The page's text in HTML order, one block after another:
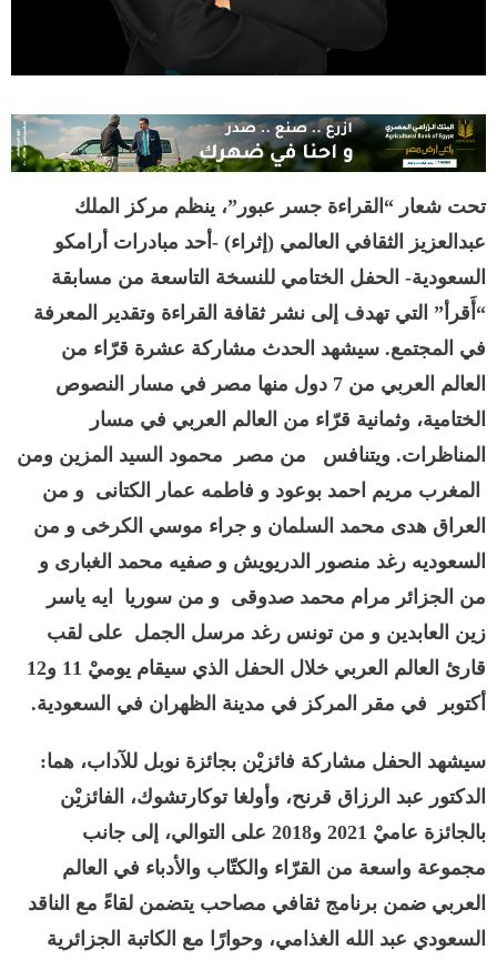
تحت شعار “القراءة جسر عبور”، ينظم مركز الملك
عبدالعزيز الثقافي العالمي (إثراء) -أحد مبادرات أرامكو
السعودية- الحفل الختامي للنسخة التاسعة من مسابقة
“أَقرأ” التي تهدف إلى نشر ثقافة القراءة وتقدير المعرفة
في المجتمع. سيشهد الحدث مشاركة عشرة قرّاء من
العالم العربي من 7 دول منها مصر في مسار النصوص
الختامية، وثمانية قرّاء من العالم العربي في مسار
المناظرات. ويتنافس من مصر محمود السيد المزين ومن
المغرب مريم احمد بوعود و فاطمه عمار الكتانى و من
العراق هدى محمد السلمان و جراء موسي الكرخى و من
السعوديه رغد منصور الدريويش و صفيه محمد الغبارى و
من الجزائر مرام محمد صدوقى و من سوريا ايه ياسر
زين العابدين و من تونس رغد مرسل الجمل على لقب
قارئ العالم العربي خلال الحفل الذي سيقام يوميْ 11 و12
أكتوبر في مقر المركز في مدينة الظهران في السعودية.
سيشهد الحفل مشاركة فائزيْن بجائزة نوبل للآداب، هما:
الدكتور عبد الرزاق قرنح، وأولغا توكارتشوك، الفائزيْن
بالجائزة عاميْ 2021 و2018 على التوالي، إلى جانب
مجموعة واسعة من القرّاء والكتّاب والأدباء في العالم
العربي ضمن برنامج ثقافي مصاحب يتضمن لقاءً مع الناقد
السعودي عبد الله الغذامي، وحوارًا مع الكاتبة الجزائرية